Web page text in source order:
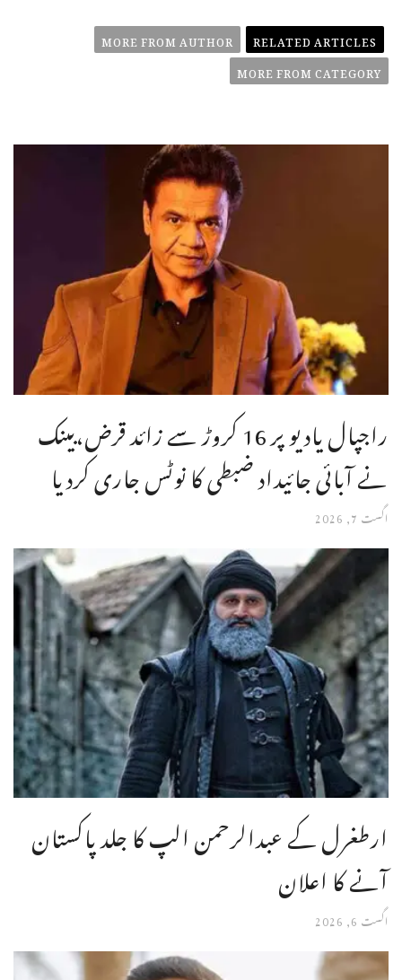
RELATED ARTICLES
MORE FROM AUTHOR
MORE FROM CATEGORY
راجپال یادیو پر 16 کروڑ سے زائد قرض،بینک
نے آبائی جائیداد ضبطی کا نوٹس جاری کردیا
اگست 7, 2026
ارطغرل کے عبدالرحمن الپ کا جلد پاکستان
آنے کا اعلان
اگست 6, 2026